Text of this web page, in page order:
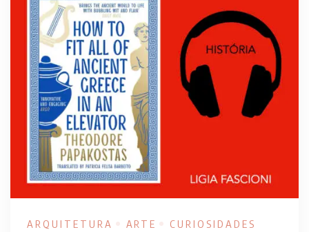
ARQUITETURA ARTE
CURIOSIDADES